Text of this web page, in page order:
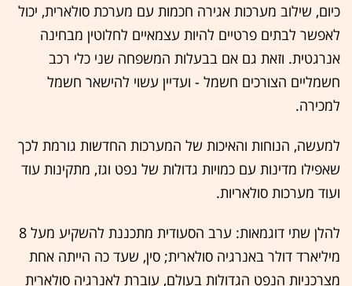
כיום, שילוב מערכות אגירה חכמות עם מערכת סולארית, יכול
לאפשר לבתים פרטיים להיות עצמאיים לחלוטין מבחינה
אנרגטית. וזאת גם אם בבעלות המשפחה שני כלי רכב
חשמליים הצורכים חשמל - ועדיין עשוי להישאר חשמל
למכירה.
למעשה, הנוחות והאיכות של המערכות החדשות גורמת לכך
שאפילו מדינות עם כמויות גדולות של נפט וגז, מתקינות עוד
ועוד מערכות סולאריות.
להלן שתי דוגמאות: ערב הסעודית מתכננת להשקיע מעל 8
מיליארד דולר באנרגיה סולארית; סין, שעד כה הייתה אחת
מצרכניות הנפט הגדולות בעולם, עוברת לאנרגיה סולארית